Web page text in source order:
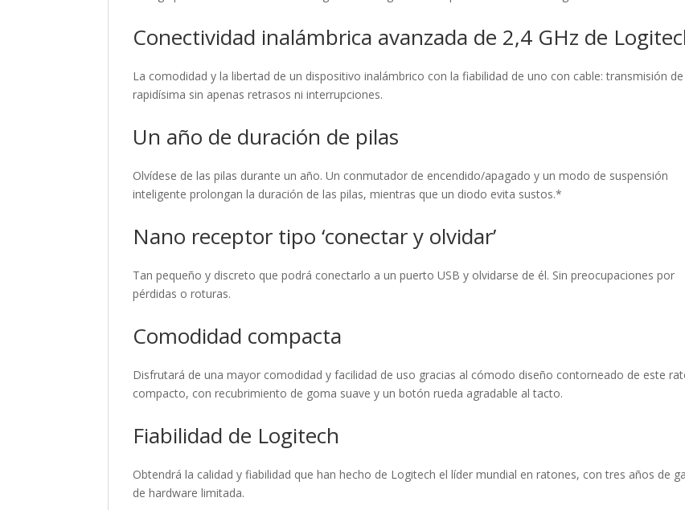
Conectividad inalámbrica avanzada de 2,4 GHz de
La comodidad y la libertad de un dispositivo inalámbrico con la fiabilidad de uno con cable: transmisión
rapidísima sin apenas retrasos ni interrupciones.
Un año de duración de pilas
Olvídese de las pilas durante un año. Un conmutador de encendido/apagado y un modo de suspensión
inteligente prolongan la duración de las pilas, mientras que un diodo evita sustos.*
Nano receptor tipo ‘conectar y olvidar’
Tan pequeño y discreto que podrá conectarlo a un puerto USB y olvidarse de él. Sin preocupaciones por
pérdidas o roturas.
Comodidad compacta
Disfrutará de una mayor comodidad y facilidad de uso gracias al cómodo diseño contorneado de este
compacto, con recubrimiento de goma suave y un botón rueda agradable al tacto.
Fiabilidad de Logitech
Obtendrá la calidad y fiabilidad que han hecho de Logitech el líder mundial en ratones, con tres años de
de hardware limitada.